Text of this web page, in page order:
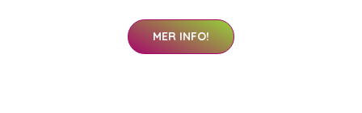
MER INFO!